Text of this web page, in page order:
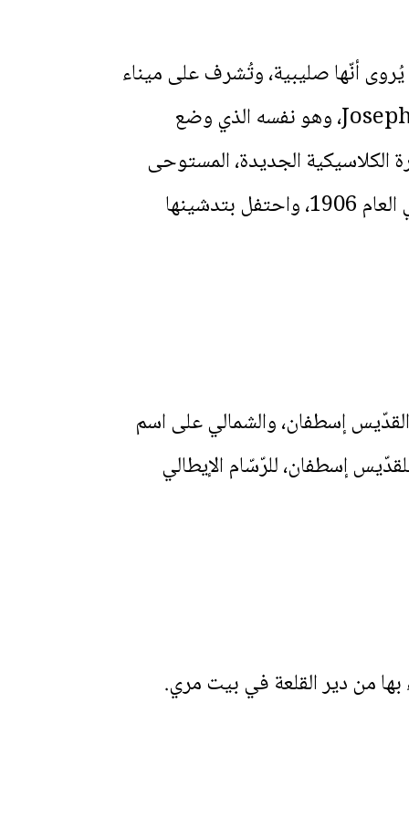
أنّها صليبية، وتُشرف على ميناء
الصيّادين. وضع تصميمها وأشرف على بنائها المهندس المعماري الإيطالي Joseph Maggiore، وهو نفسه الذي وضع
الكلاسيكية الجديدة، المستوحى
من كنيسة سانتا ماريا ماجيوري في روما – إيطاليا. بدأ بناءها في العام 1900 وانتهى في العام 1906، واحتفل بتدشينها
إسطفان، والشمالي على اسم
إسطفان، للرّسّام الإيطالي
بها من دير القلعة في بيت مري.